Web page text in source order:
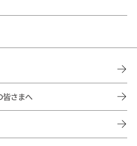
皆さまへ